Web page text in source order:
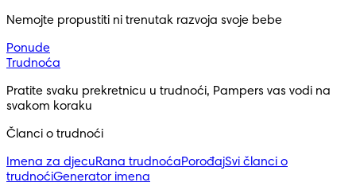
Nemojte propustiti ni trenutak razvoja svoje bebe
Ponude
Trudnoća
Pratite svaku prekretnicu u trudnoći, Pampers vas vodi na
svakom koraku
Članci o trudnoći
Imena za djecuRana trudnoćaPorođajSvi članci o
trudnoćiGenerator imena